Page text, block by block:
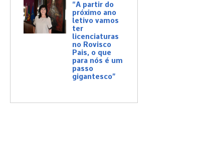
“A partir do
próximo ano
letivo vamos
ter
licenciaturas
no Rovisco
Pais, o que
para nós é um
passo
gigantesco”